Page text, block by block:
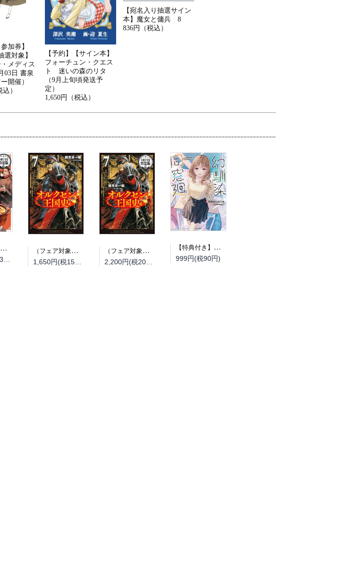
加券】
選対象】
メディス
03日 書泉
開催）
）
【予約】【サイン本】
フォーチュン・クエス
ト 迷いの森のリタ
（9月上旬頃発送予
定）
1,650円（税込）
【宛名入り抽選サイン
本】魔女と傭兵 8
836円（税込）
（フェア対象商品）【予約】【特典付き】オルクセン王国史~野蛮なオークの国は、如何にして平和なエルフの国を焼き払うに至ったか~ 7 小冊子付き特装版（08/25頃発送予定）
（フェア対象商品）【予約】【特典付き】オルクセン王国史~野蛮なオークの国は、如何にして平和なエルフの国を焼き払うに至ったか~ 7（08/12頃発送予定）
（フェア対象商品）【予約】【特典付き】オルクセン王国史~野蛮なオークの国は、如何にして平和なエルフの国を焼き払うに至ったか~ 7 小冊子付き特装版（08/12頃発送予定）
【特典付き】幼馴染同窓廻
999円(税90円)